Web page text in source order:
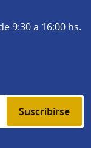
9:30 a 16:00 hs.
Suscribirse